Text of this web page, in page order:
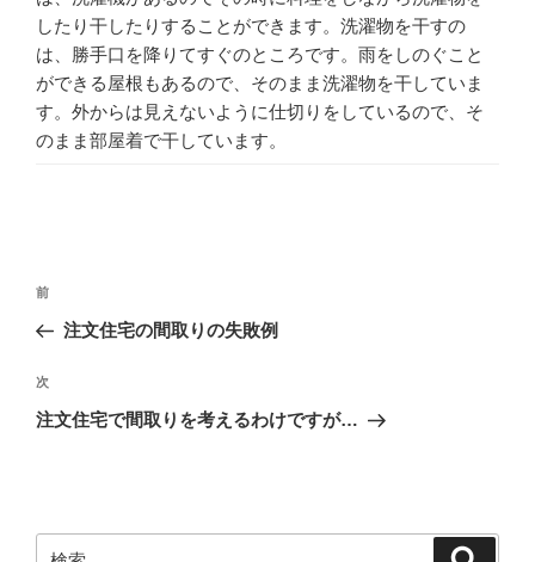
したり干したりすることができます。洗濯物を干すの
は、勝手口を降りてすぐのところです。雨をしのぐこと
ができる屋根もあるので、そのまま洗濯物を干していま
す。外からは見えないように仕切りをしているので、そ
のまま部屋着で干しています。
投
ナ
ビ
ゲ
ン
前
の
稿
前
注文住宅の間取りの失敗例
次
の
次
注文住宅で間取りを考えるわけですが…